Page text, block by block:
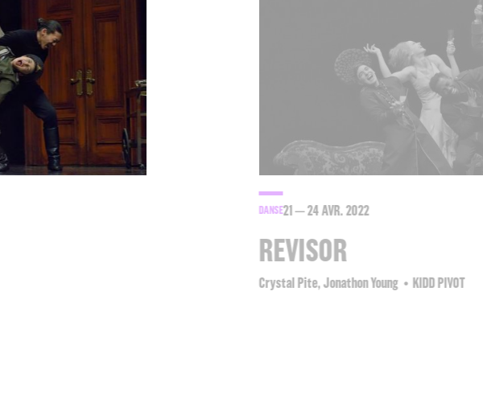
24AVR. 2022
REVISOR
Crystal Pite, Jonathon Young KIDD PIVOT